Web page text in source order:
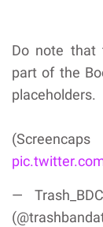
Do note that
part of the
placeholders.
—